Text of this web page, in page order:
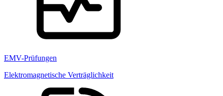
EMV-Prüfungen
Elektromagnetische Verträglichkeit